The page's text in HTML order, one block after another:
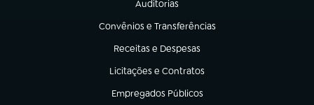
Auditorias
(abre em nova aba)
Convênios e Transferências
(abre em nova aba)
Receitas e Despesas
(abre em nova aba)
Licitações e Contratos
(abre em nova aba)
Empregados Públicos
(abre em nova aba)